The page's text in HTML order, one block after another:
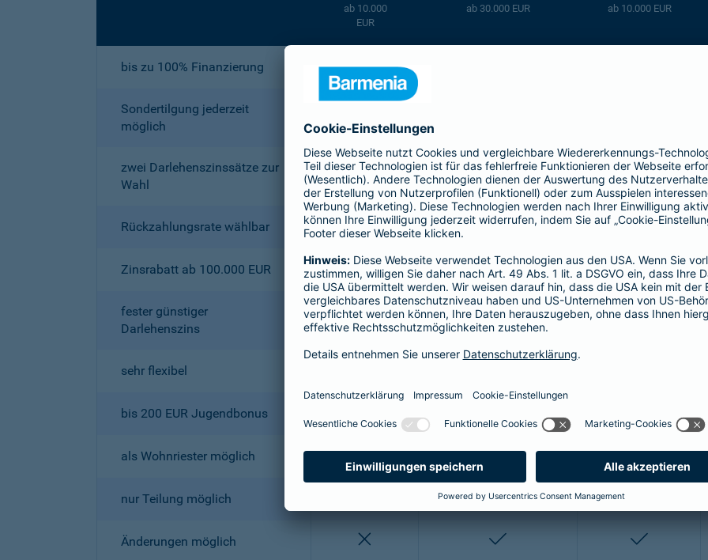
ab 10.000
EUR
ab 30.000 EUR ab 10.000 EUR
bis zu 100% Finanzierung enthalten
Sondertilgung jederzeit
möglich
zwei Darlehenszinssätze zur
Wahl
nicht enthalten enthalten enthalten
Rückzahlungsrate wählbar nicht enthalten nicht enthalten enthalten
Zinsrabatt ab 100.000 EUR nicht enthalten nicht enthalten enthalten
fester günstiger
Darlehenszins
enthalten enthalten enthalten
sehr flexibel
bis 200 EUR Jugendbonus
als Wohnriester möglich nicht enthalten nicht enthalten enthalten
nur Teilung möglich nicht enthalten
Änderungen möglich enthalten enthalten